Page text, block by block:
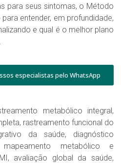
para seus sintomas, o Método
entender, em profundidade,
e qual é o melhor plano
especialistas pelo WhatsApp
metabólico integral,
rastreamento funcional do
da saúde, diagnóstico
mapeamento metabólico e
avaliação global da saúde,